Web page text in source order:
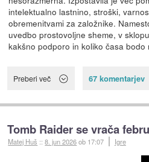
intelektualno lastnino, stroški,
obremenitvami za založnike.
uvedbo prostovoljne sheme, v
kakšno podporo in koliko časa bodo
Preberi več 67 komentarjev
Tomb Raider se vrača
Matej Huš ::8. jun 2026ob 17:07 Igre